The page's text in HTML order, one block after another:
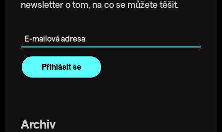
newsletter o tom, na co se můžete těšit.
Archiv